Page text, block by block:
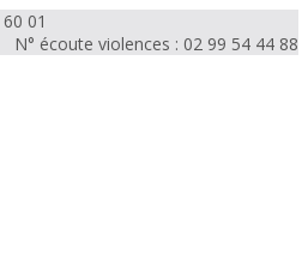
01
N° écoute violences : 02 99 54 44 88